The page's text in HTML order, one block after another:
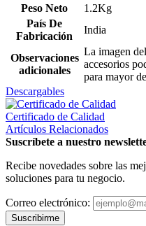
Peso Neto
1.2Kg
País De
Fabricación
India
Observaciones
adicionales
La imagen
accesorios
para mayor
Descargables
Certificado de Calidad
Artículos Relacionados
Suscríbete a nuestro
Recibe novedades sobre las
soluciones para tu negocio.
Correo electrónico:
Suscribirme